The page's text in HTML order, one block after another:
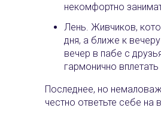
некомфортно
Лень. Живчиков,
дня, а ближе к
вечер в пабе с
гармонично
Последнее, но
честно ответьте себе на